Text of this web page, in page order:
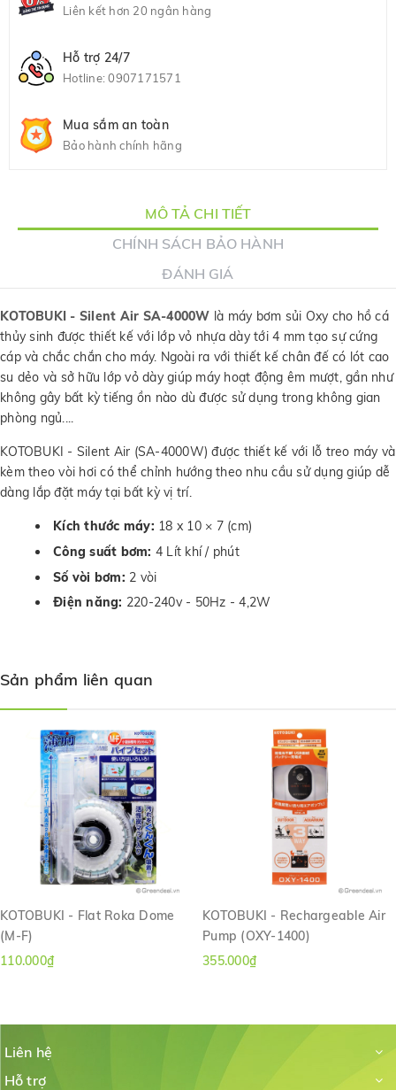
Liên kết hơn 20 ngân hàng
Hỗ trợ 24/7
Hotline:0907171571
Mua sắm an toàn
Bảo hành chính hãng
MÔ TẢ CHI TIẾT
CHÍNH SÁCH BẢO HÀNH
ĐÁNH GIÁ
KOTOBUKI - Silent Air SA-4000W là máy bơm sủi Oxy cho hồ cá
thủy sinh được thiết kế với lớp vỏ nhựa dày tới 4 mm tạo sự cứng
cáp và chắc chắn cho máy. Ngoài ra với thiết kế chân đế có lót cao
su dẻo và sở hữu lớp vỏ dày giúp máy hoạt động êm mượt, gần như
không gây bất kỳ tiếng ồn nào dù được sử dụng trong không gian
phòng ngủ....
KOTOBUKI - Silent Air (SA-4000W) được thiết kế với lỗ treo máy và
kèm theo vòi hơi có thể chỉnh hướng theo nhu cầu sử dụng giúp dễ
dàng lắp đặt máy tại bất kỳ vị trí.
Kích thước máy: 18 x 10 × 7 (cm)
Công suất bơm: 4 Lít khí / phút
Số vòi bơm: 2 vòi
Điện năng: 220-240v - 50Hz - 4,2W
Sản phẩm liên quan
KOTOBUKI - Flat Roka Dome
(M-F)
110.000₫
KOTOBUKI - Rechargeable Air
Pump (OXY-1400)
355.000₫
Liên hệ
Hỗ trợ